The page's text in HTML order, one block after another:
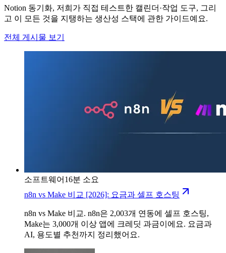
Notion 동기화, 저희가 직접 테스트한 캘린더·작업 도구, 그리
고 이 모든 것을 지탱하는 생산성 스택에 관한 가이드예요.
전체 게시물 보기
소프트웨어 16분 소요
n8n vs Make 비교 [2026]: 요금과 셀프 호스팅
n8n vs Make 비교. n8n은 2,003개 연동에 셀프 호스팅,
Make는 3,000개 이상 앱에 크레딧 과금이에요. 요금과
AI, 용도별 추천까지 정리했어요.